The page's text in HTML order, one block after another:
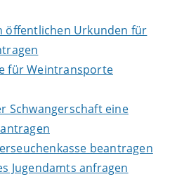
öffentlichen Urkunden für
für Weintransporte
Schwangerschaft eine
beantragen
Jugendamts anfragen